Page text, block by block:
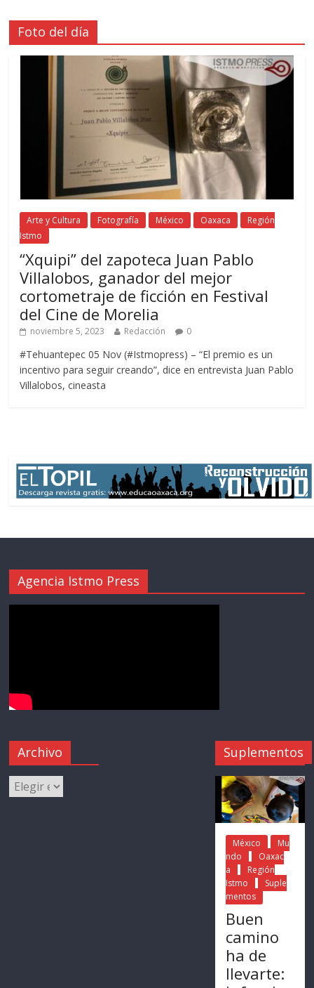
Foto del día
Arte y Cultura Fotografía México Oaxaca
Región
Istmo
“Xquipi” del zapoteca Juan Pablo
Villalobos, ganador del mejor
cortometraje de ficción en Festival
del Cine de Morelia
noviembre 5, 2023 Redacción 0
#Tehuantepec 05 Nov (#Istmopress) – “El premio es un
incentivo para seguir creando”, dice en entrevista Juan Pablo
Villalobos, cineasta
Agencia Istmo Press
Archivo Suplementos
México
Mu
ndo
Oaxac
a
Región
Istmo
Suple
mentos
Buen
camino
ha de
llevarte: